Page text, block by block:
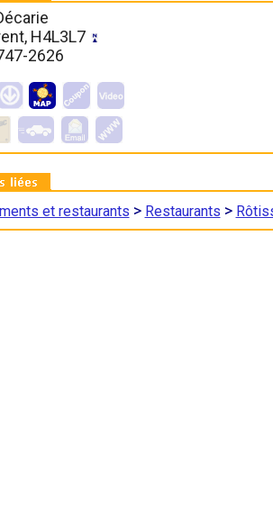
H4L3L7
2626
et restaurants > Restaurants >